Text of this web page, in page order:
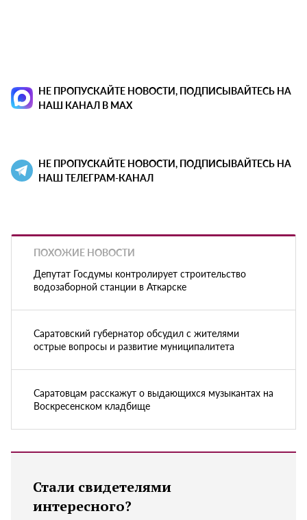
НЕ ПРОПУСКАЙТЕ НОВОСТИ, ПОДПИСЫВАЙТЕСЬ НА
НАШ КАНАЛ В MAX
НЕ ПРОПУСКАЙТЕ НОВОСТИ, ПОДПИСЫВАЙТЕСЬ НА
НАШ ТЕЛЕГРАМ-КАНАЛ
ПОХОЖИЕ НОВОСТИ
Депутат Госдумы контролирует строительство
водозаборной станции в Аткарске
Саратовский губернатор обсудил с жителями
острые вопросы и развитие муниципалитета
Саратовцам расскажут о выдающихся музыкантах на
Воскресенском кладбище
Стали свидетелями
интересного?